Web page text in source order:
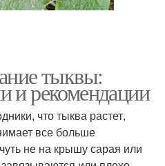
тыквы:
и рекомендации
что тыква растет,
все больше
не на крышу сарая или